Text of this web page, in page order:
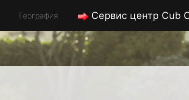
География Сервис центр Cub